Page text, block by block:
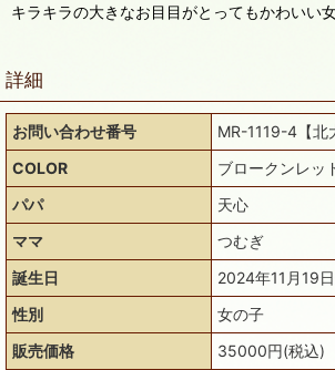
キラキラの大きなお目目がとってもかわいい
詳細
お問い合わせ番号
MR-1119-4【北
COLOR
ブロークンレッ
パパ
天心
ママ
つむぎ
誕生日
2024年11月19日
性別
女の子
販売価格
35000円(税込)